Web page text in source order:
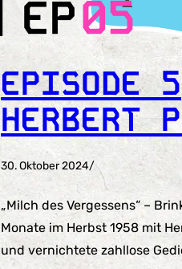
EPISODE 5
HERBERT
30. Oktober 2024/
„Milch des Vergessens“ –
Monate im Herbst 1958 mit
und vernichtete zahllose